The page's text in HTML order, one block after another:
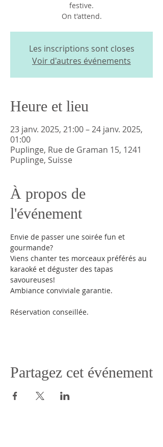
festive.
On t'attend.
Les inscriptions sont closes
Voir d'autres événements
Heure et lieu
23 janv. 2025, 21:00 – 24 janv. 2025,
01:00
Puplinge, Rue de Graman 15, 1241
Puplinge, Suisse
À propos de
l'événement
Envie de passer une soirée fun et
gourmande?
Viens chanter tes morceaux préférés au
karaoké et déguster des tapas
savoureuses!
Ambiance conviviale garantie.
Réservation conseillée.
Partagez cet événement